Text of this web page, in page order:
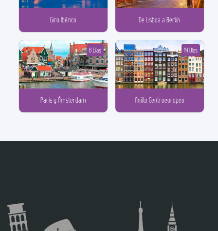
Giro Ibérico De Lisboa a Berlín
París y Ámsterdam
6 Días
Anillo Centroeuropeo
14 Días